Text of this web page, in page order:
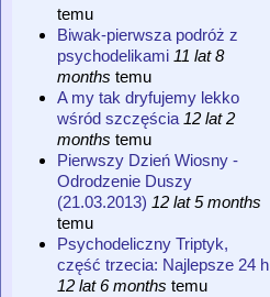
temu
Biwak-pierwsza podróż z
psychodelikami 11 lat 8
months temu
A my tak dryfujemy lekko
wśród szczęścia 12 lat 2
months temu
Pierwszy Dzień Wiosny -
Odrodzenie Duszy
(21.03.2013) 12 lat 5 months
temu
Psychodeliczny Triptyk,
część trzecia: Najlepsze 24 h
12 lat 6 months temu